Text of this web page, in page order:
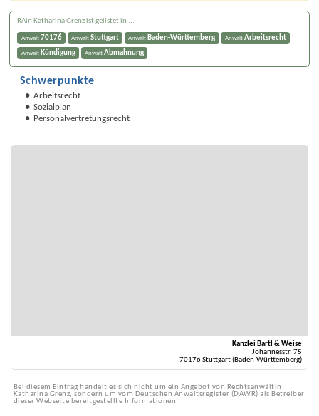
RAin Katharina Grenz ist gelistet in ...
Anwalt 70176 Anwalt Stuttgart Anwalt Baden-Württemberg Anwalt Arbeitsrecht
Anwalt Kündigung Anwalt Abmahnung
Schwerpunkte
Arbeitsrecht
Sozialplan
Personalvertretungsrecht
Kanzlei Bartl & Weise
Johannesstr. 75
70176 Stuttgart (Baden-Württemberg)
Bei diesem Eintrag handelt es sich nicht um ein Angebot von Rechtsanwältin
Katharina Grenz, sondern um vom Deutschen Anwaltsregister (DAWR) als Betreiber
dieser Webseite bereitgestellte Informationen.